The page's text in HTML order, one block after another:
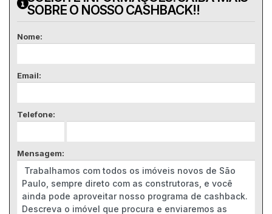
SOBRE O NOSSO CASHBACK!!
Nome:
Email:
Telefone:
Mensagem: